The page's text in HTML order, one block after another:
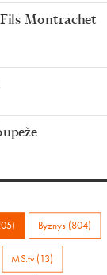
Fils Montrachet
Byznys (804)
MS.tv (13)